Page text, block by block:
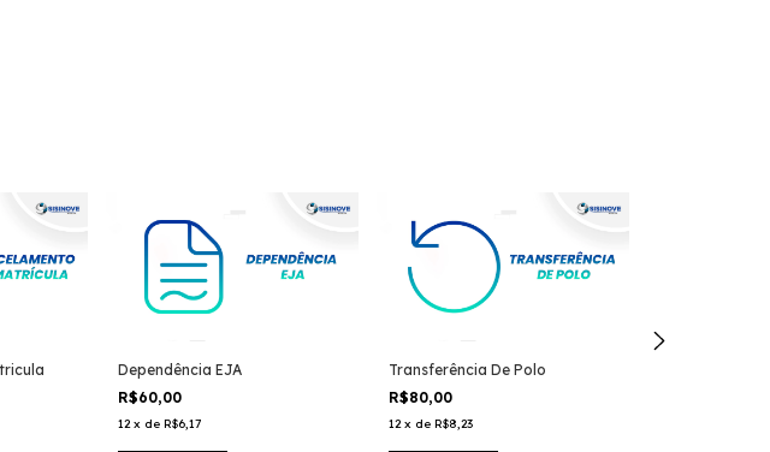
Dependência EJA
R$60,00
12 x de R$6,17
Transferência De Polo
R$80,00
12 x de R$8,23